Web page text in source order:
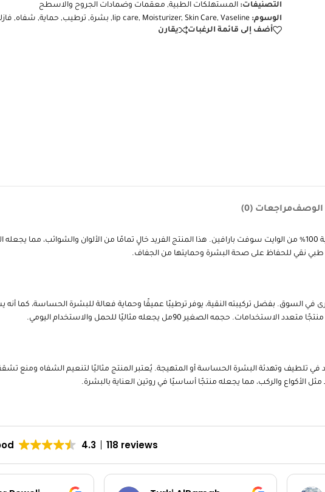
إشتري الآن
الوصفمراجعات (0)
فازلين طبي نقي 90مل هو الحل المثالي للعناية ببشرتك وشفاهك، حيث يتميز بتركيبة نقية 100% من الوايت سوفت بارافين. هذا المنتج الفريد خالٍ تمامًا من الألوان
طبي نقي للحفاظ على صحة البشرة وحمايتها من الجفاف.
الأخرى في السوق. بفضل تركيبته النقية، يوفر ترطيبًا عميقًا وحماية فعالة للبشرة الحساسة، كما
الصغير 90مل يجعله مثاليًا للحمل والاستخدام اليومي.
كما أنه يساعد في تلطيف وتهدئة البشرة الحساسة أو المتهيجة. يُعتبر المنتج مثاليًا لتنعيم الشفاه ومنع
والركب، مما يجعله منتجًا أساسيًا في روتين العناية بالبشرة.
4.3 118 reviews